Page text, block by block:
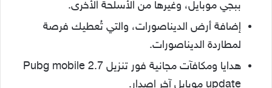
ببجي موبايل، وغيرها من الأسلحة الأخرى.
إضافة أرض الديناصورات، والتي تُعطيك فرصة
لمطاردة الديناصورات.
هدايا ومكافآت مجانية فور تنزيل Pubg mobile 2.7
update موبايل آخر اصدار.